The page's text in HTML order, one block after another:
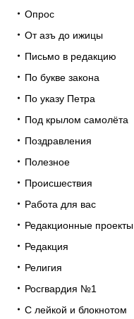
Опрос
От азъ до ижицы
Письмо в редакцию
По букве закона
По указу Петра
Под крылом самолёта
Поздравления
Полезное
Происшествия
Работа для вас
Редакционные проекты
Редакция
Религия
Росгвардия №1
С лейкой и блокнотом